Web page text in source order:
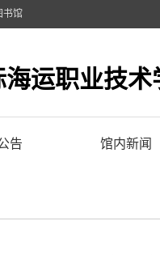
书馆
海运职业技术
告 馆内新闻